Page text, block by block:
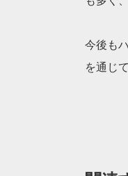
今後も
を通じ